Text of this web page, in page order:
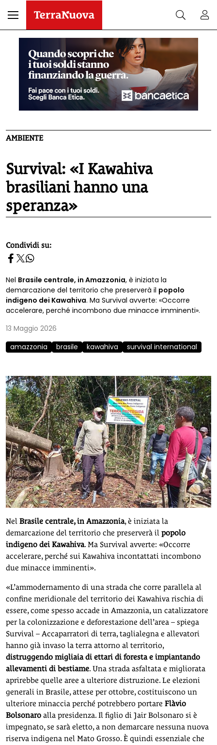
AMBIENTE
Survival: «I Kawahiva
brasiliani hanno una
speranza»
homepage h2
Condividi su:
Nel Brasile centrale, in Amazzonia, è iniziata la
demarcazione del territorio che preserverà il popolo
indigeno dei Kawahiva. Ma Survival avverte: «Occorre
accelerare, perché incombono due minacce imminenti».
13 Maggio 2026
amazzonia
brasile kawahiva survival international
Nel Brasile centrale, in Amazzonia, è iniziata la
demarcazione del territorio che preserverà il popolo
indigeno dei Kawahiva. Ma Survival avverte: «Occorre
accelerare, perché sui Kawahiva incontattati incombono
due minacce imminenti».
«L’ammodernamento di una strada che corre parallela al
confine meridionale del territorio dei Kawahiva rischia di
essere, come spesso accade in Amazzonia, un catalizzatore
per la colonizzazione e deforestazione dell’area – spiega
Survival – Accaparratori di terra, taglialegna e allevatori
hanno già invaso la terra attorno al territorio,
distruggendo migliaia di ettari di foresta e impiantando
allevamenti di bestiame. Una strada asfaltata e migliorata
aprirebbe quelle aree a ulteriore distruzione. Le elezioni
generali in Brasile, attese per ottobre, costituiscono un
ulteriore minaccia perché potrebbero portare Flàvio
Bolsonaro alla presidenza. Il figlio di Jair Bolsonaro si è
impegnato, se sarà eletto, a non demarcare nessuna nuova
riserva indigena nel Mato Grosso. È quindi essenziale che